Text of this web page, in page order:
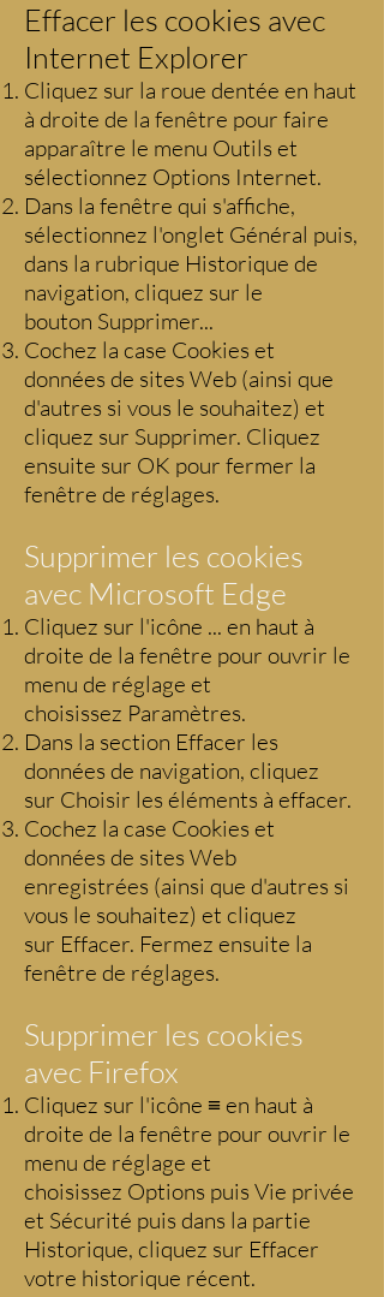
Effacer les cookies avec
Internet Explorer
Cliquez sur la roue dentée en haut
à droite de la fenêtre pour faire
apparaître le menu Outils et
sélectionnez Options Internet.
Dans la fenêtre qui s'affiche,
sélectionnez l'onglet Général puis,
dans la rubrique Historique de
navigation, cliquez sur le
bouton Supprimer...
Cochez la case Cookies et
données de sites Web (ainsi que
d'autres si vous le souhaitez) et
cliquez sur Supprimer. Cliquez
ensuite sur OK pour fermer la
fenêtre de réglages.
Supprimer les cookies
avec Microsoft Edge
Cliquez sur l'icône ... en haut à
droite de la fenêtre pour ouvrir le
menu de réglage et
choisissez Paramètres.
Dans la section Effacer les
données de navigation, cliquez
sur Choisir les éléments à effacer.
Cochez la case Cookies et
données de sites Web
enregistrées (ainsi que d'autres si
vous le souhaitez) et cliquez
sur Effacer. Fermez ensuite la
fenêtre de réglages.
Supprimer les cookies
avec Firefox
Cliquez sur l'icône ≡ en haut à
droite de la fenêtre pour ouvrir le
menu de réglage et
choisissez Options puis Vie privée
et Sécurité puis dans la partie
Historique, cliquez sur Effacer
votre historique récent.